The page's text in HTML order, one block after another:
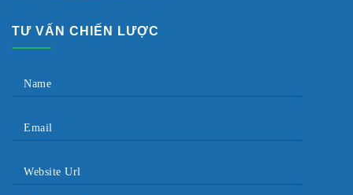
TƯ VẤN CHIẾN LƯỢC